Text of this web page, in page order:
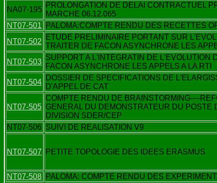
NA07-195
PROLONGATION DE DELAI CONTRACTUEL
MARCHE 06.12.065
NT07-501
PALOMA:COMPTE RENDU DES RECETTES
NT07-502
ETUDE PRELIMINAIRE PORTANT SUR
TRAITER DE FACON ASYNCHRONE LES
NT07-503
SUPPORT A L'INTEGRATIN DE L'EVOLUTION
FACON ASYNCHRONE LES APPELS A LA RTI
NT07-504
DOSSIER DE SPECIFICATIONS DE
D'APPEL DE CAT
NT07-505
COMPTE RENDU DE BRAINSTORMING----
GENERAL DU DEMONSTRATEUR DU POSTE
DIVISION SDER/CEP
NT07-506 SUIVI DE REALISATION V9
NT07-507 PETITE TOPOLOGIE DES IDEES ERASMUS
NT07-508 PALOMA: COMPTE RENDU DES